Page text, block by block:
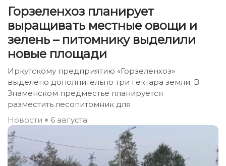
Горзеленхоз планирует
выращивать местные овощи и
зелень – питомнику выделили
новые площади
Иркутскому предприятию «Горзеленхоз»
выделено дополнительно три гектара земли. В
Знаменском предместье планируется
разместить лесопитомник для
Новости
6 августа